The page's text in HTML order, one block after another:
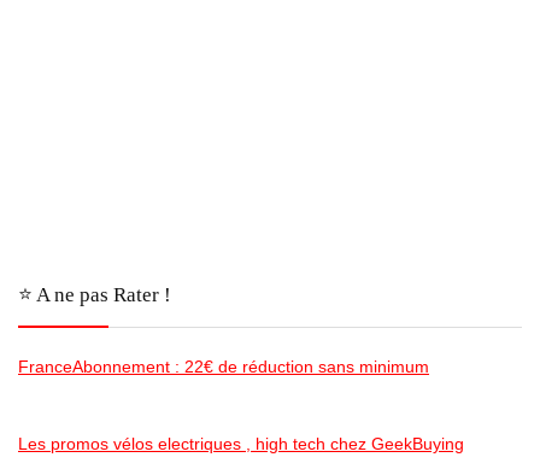
⭐️ A ne pas Rater !
FranceAbonnement : 22€ de réduction sans minimum
Les promos vélos electriques , high tech chez GeekBuying